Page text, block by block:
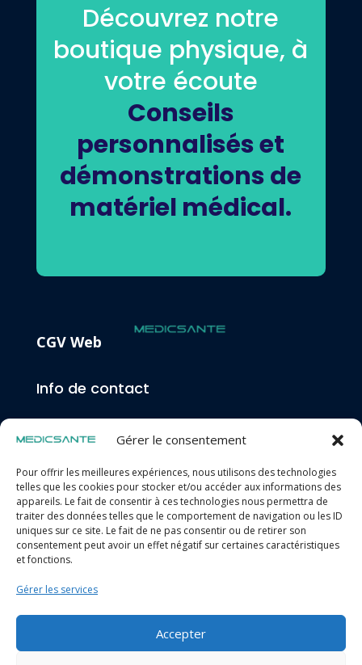
Gérer le consentement
Pour offrir les meilleures expériences, nous utilisons des technologies
telles que les cookies pour stocker et/ou accéder aux informations des
appareils. Le fait de consentir à ces technologies nous permettra de
traiter des données telles que le comportement de navigation ou les ID
uniques sur ce site. Le fait de ne pas consentir ou de retirer son
consentement peut avoir un effet négatif sur certaines caractéristiques
et fonctions.
Gérer les services
Accepter
Découvrez notre
boutique physique, à
votre écoute
Conseils
personnalisés et
démonstrations de
matériel médical.
CGV Web
Info de contact
04 68 87 08 43
Horaires d’ouverture
Du lundi au vendredi : 9h00 – 12h30 / 14h00 – 18h00
Samedi : 9h00 – 12h00